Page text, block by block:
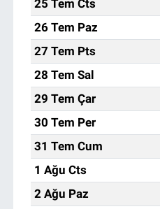
25 Tem Cts
26 Tem Paz
27 Tem Pts
28 Tem Sal
29 Tem Çar
30 Tem Per
31 Tem Cum
1 Ağu Cts
2 Ağu Paz